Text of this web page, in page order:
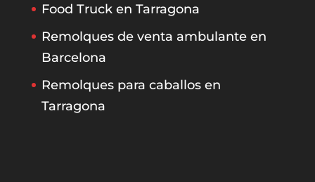
Food Truck en Tarragona
Remolques de venta ambulante en
Barcelona
Remolques para caballos en
Tarragona